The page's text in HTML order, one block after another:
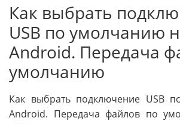
Как выбрать
USB по умолчанию
Android. Передача
умолчанию
Как выбрать подключение USB
Android. Передача файлов по